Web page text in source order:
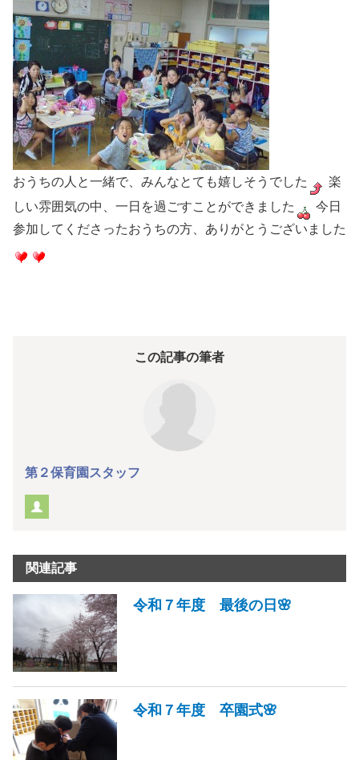
おうちの人と一緒で、みんなとても嬉しそうでした
楽
しい雰囲気の中、一日を過ごすことができました
今日
参加してくださったおうちの方、ありがとうございました
この記事の筆者
第２保育園スタッフ
関連記事
令和７年度 最後の日🌸
令和７年度 卒園式🌸